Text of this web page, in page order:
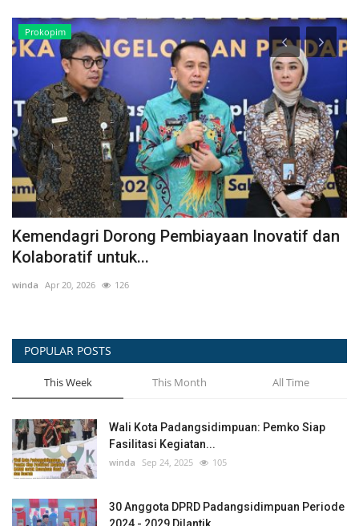
Prokopim
Kemendagri Dorong Pembiayaan Inovatif dan
Kolaboratif untuk...
winda Apr 20, 2026 126
POPULAR POSTS
This Week This Month All Time
Wali Kota Padangsidimpuan: Pemko Siap
Fasilitasi Kegiatan...
winda Sep 24, 2025 105
30 Anggota DPRD Padangsidimpuan Periode